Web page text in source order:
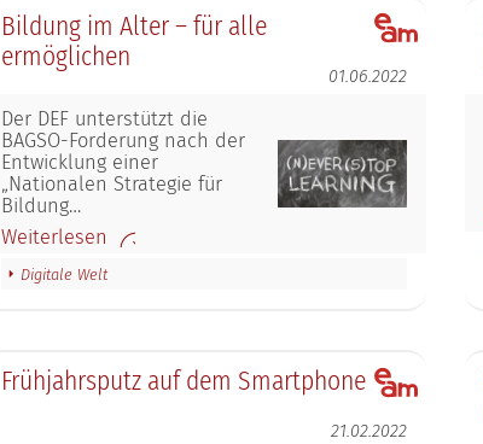
Bildung im Alter – für alle
ermöglichen
01.06.2022
Der DEF unterstützt die
BAGSO-Forderung nach der
Entwicklung einer
„Nationalen Strategie für
Bildung…
Weiterlesen
Digitale Welt
Frühjahrsputz auf dem Smartphone
21.02.2022